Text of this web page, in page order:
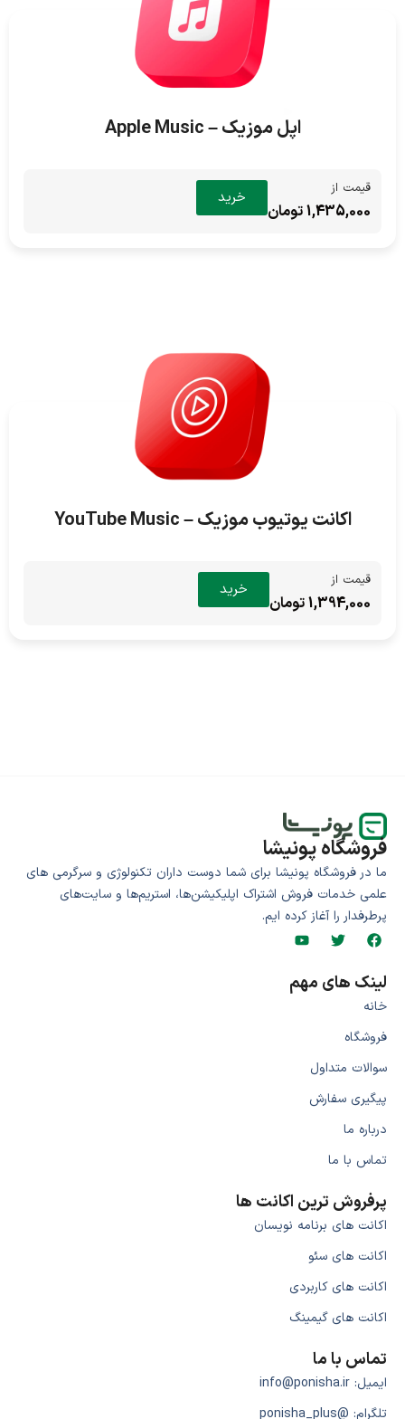
اپل موزیک – Apple Music
قیمت از
1,435,000 تومان
خرید
اکانت یوتیوب موزیک – YouTube Music
قیمت از
1,394,000 تومان
خرید
فروشگاه پونیشا
ما در فروشگاه پونیشا برای شما دوست داران تکنولوژی و سرگرمی های
علمی خدمات فروش اشتراک اپلیکیشن‌ها، استریم‌ها و سایت‌های
پرطرفدار را آغاز کرده ایم.
لینک های مهم
خانه
فروشگاه
سوالات متداول
پیگیری سفارش
درباره ما
تماس با ما
پرفروش ترین اکانت ها
اکانت های برنامه نویسان
اکانت های سئو
اکانت های کاربردی
اکانت های گیمینگ
تماس با ما
ایمیل: info@ponisha.ir
تلگرام: @ponisha_plus